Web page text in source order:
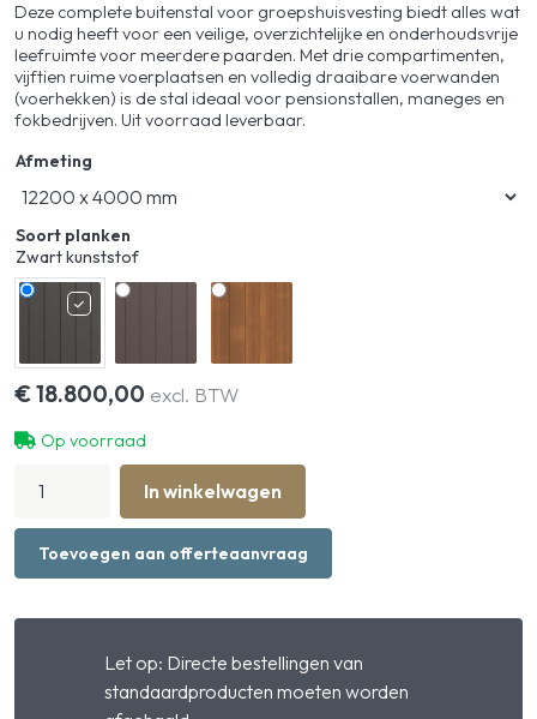
Deze complete buitenstal voor groepshuisvesting biedt alles wat
u nodig heeft voor een veilige, overzichtelijke en onderhoudsvrije
leefruimte voor meerdere paarden. Met drie compartimenten,
vijftien ruime voerplaatsen en volledig draaibare voerwanden
(voerhekken) is de stal ideaal voor pensionstallen, maneges en
fokbedrijven. Uit voorraad leverbaar.
Afmeting
Soort planken
Zwart kunststof
€18.800,00 excl. BTW
Op voorraad
met
paardenboxen
voor
groepshuisvesting
In winkelwagen
Toevoegen aan offerteaanvraag
Let op: Directe bestellingen van
standaardproducten moeten worden